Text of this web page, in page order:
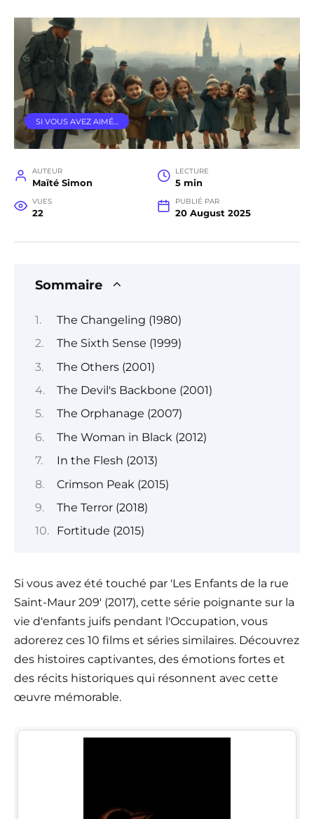
SI VOUS AVEZ AIMÉ…
AUTEUR
Maïté Simon
LECTURE
5 min
VUES
22
PUBLIÉ PAR
20 August 2025
Sommaire
The Changeling (1980)
The Sixth Sense (1999)
The Others (2001)
The Devil's Backbone (2001)
The Orphanage (2007)
The Woman in Black (2012)
In the Flesh (2013)
Crimson Peak (2015)
The Terror (2018)
Fortitude (2015)
Si vous avez été touché par 'Les Enfants de la rue
Saint-Maur 209' (2017), cette série poignante sur la
vie d'enfants juifs pendant l'Occupation, vous
adorerez ces 10 films et séries similaires. Découvrez
des histoires captivantes, des émotions fortes et
des récits historiques qui résonnent avec cette
œuvre mémorable.